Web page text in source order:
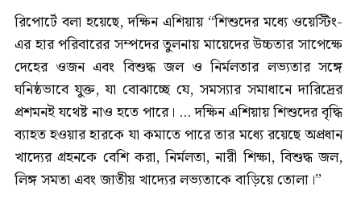
রিপোর্টে বলা হয়েছে, দক্ষিন এশিয়ায় ‘‘শিশুদের মধ্যে ওয়েস্টিং-
এর হার পরিবারের সম্পদের তুলনায় মায়েদের উচ্চতার সাপেক্ষে
দেহের ওজন এবং বিশুদ্ধ জল ও নির্মলতার লভ্যতার সঙ্গে
ঘনিষ্ঠভাবে যুক্ত, যা বোঝাচ্ছে যে, সমস্যার সমাধানে দারিদ্রের
প্রশমনই যথেষ্ট নাও হতে পারে। ... দক্ষিন এশিয়ায় শিশুদের বৃদ্ধি
ব্যাহত হওয়ার হারকে যা কমাতে পারে তার মধ্যে রয়েছে অপ্রধান
খাদ্যের গ্রহনকে বেশি করা, নির্মলতা, নারী শিক্ষা, বিশুদ্ধ জল,
লিঙ্গ সমতা এবং জাতীয় খাদ্যের লভ্যতাকে বাড়িয়ে তোলা।’’